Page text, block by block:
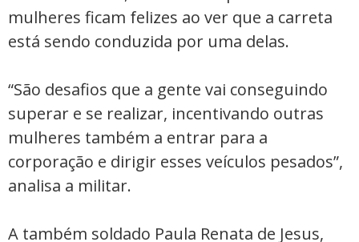
mulheres ficam felizes ao ver que a carreta
está sendo conduzida por uma delas.
“São desafios que a gente vai conseguindo
superar e se realizar, incentivando outras
mulheres também a entrar para a
corporação e dirigir esses veículos pesados”,
analisa a militar.
A também soldado Paula Renata de Jesus,